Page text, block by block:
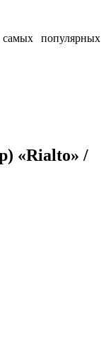
популярных
«Rialto» /